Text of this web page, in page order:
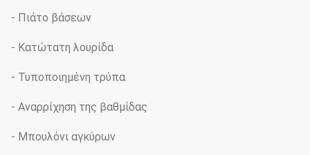
- Πιάτο βάσεων
- Κατώτατη λουρίδα
- Τυποποιημένη τρύπα
- Αναρρίχηση της βαθμίδας
- Μπουλόνι αγκύρων